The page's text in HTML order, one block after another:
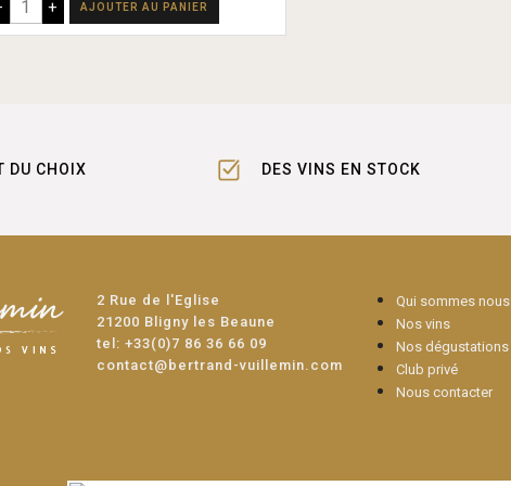
+ AJOUTER AU PANIER
DU CHOIX DES VINS EN STOCK
2 Rue de l'Eglise
21200 Bligny les Beaune
tel: +33(0)7 86 36 66 09
contact@bertrand-vuillemin.com
Qui sommes nous
Nos vins
Nos dégustations
Club privé
Nous contacter